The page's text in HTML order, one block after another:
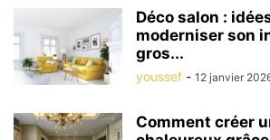
Déco salon :
moderniser son
gros...
youssef - 12 janvier
Comment créer